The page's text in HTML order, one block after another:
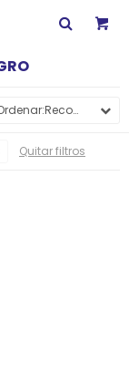
Recomendados
Quitar filtros